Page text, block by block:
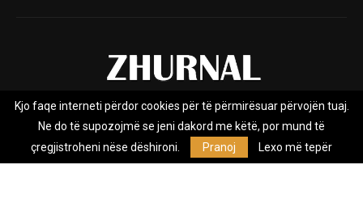
Rreth nesh Impresumi Marketing
Privacy Policy
Zhurnal.mk është Agjenci e Lajmeve e pavarur, e themeluar në vitin
Kjo faqe interneti përdor cookies për të përmirësuar përvojën tuaj.
Ne do të supozojmë se jeni dakord me këtë, por mund të
çregjistroheni nëse dëshironi.
Pranoj Lexo më tepër